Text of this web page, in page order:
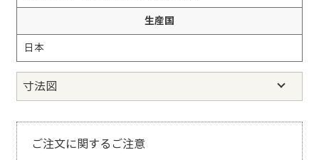
生産国
日本
寸法図
ご注文に関するご注意